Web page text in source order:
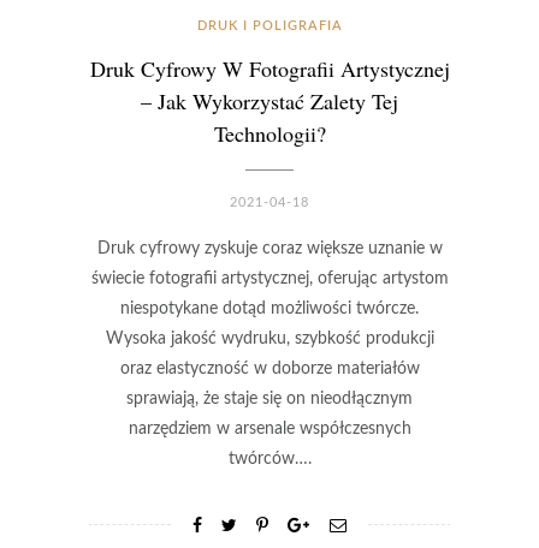
DRUK I POLIGRAFIA
Druk Cyfrowy W Fotografii Artystycznej
– Jak Wykorzystać Zalety Tej
Technologii?
2021-04-18
Druk cyfrowy zyskuje coraz większe uznanie w
świecie fotografii artystycznej, oferując artystom
niespotykane dotąd możliwości twórcze.
Wysoka jakość wydruku, szybkość produkcji
oraz elastyczność w doborze materiałów
sprawiają, że staje się on nieodłącznym
narzędziem w arsenale współczesnych
twórców….